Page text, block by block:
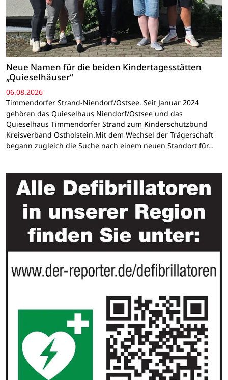
Neue Namen für die beiden Kindertagesstätten
„Quieselhäuser“
06.08.2026
Timmendorfer Strand-Niendorf/Ostsee. Seit Januar 2024
gehören das Quieselhaus Niendorf/Ostsee und das
Quieselhaus Timmendorfer Strand zum Kinderschutzbund
Kreisverband Ostholstein.Mit dem Wechsel der Trägerschaft
begann zugleich die Suche nach einem neuen Standort für…